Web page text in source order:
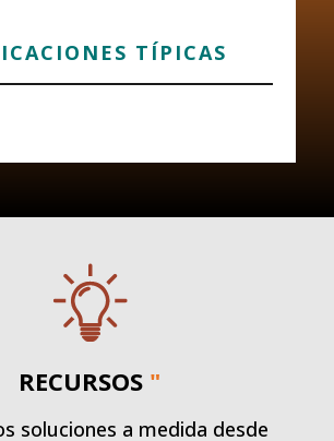
TÍPICAS
RECURSOS "
soluciones a medida desde